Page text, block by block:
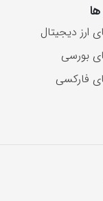
ارز دیجیتال
بورسی
فارکسی